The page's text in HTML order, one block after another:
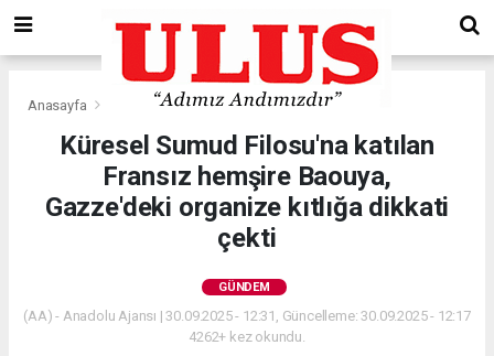
Anasayfa Gündem
Küresel Sumud Filosu'na katılan
Fransız hemşire Baouya,
Gazze'deki organize kıtlığa dikkati
çekti
GÜNDEM
(AA) - Anadolu Ajansı | 30.09.2025 - 12:31, Güncelleme: 30.09.2025 - 12:17
4262+ kez okundu.